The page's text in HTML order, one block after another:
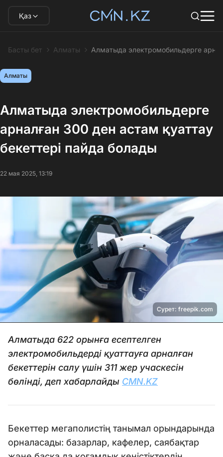
Қаз
Басты бет Алматы Алматыда электромобильдерге
Алматы
Алматыда электромобильдерге
арналған 300 ден астам қуаттау
бекеттері пайда болады
22 мая 2025, 13:19
Сурет: freepik.com
Алматыда 622 орынға есептелген
электромобильдерді қуаттауға арналған
бекеттерін салу үшін 311 жер учаскесін
бөлінді, деп хабарлайды CMN.KZ
Бекеттер мегаполистің танымал орындарында
орналасады: базарлар, кафелер, саябақтар